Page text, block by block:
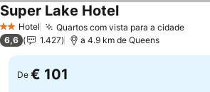
2 Estrelas
Hotel Quartos com vista para a cidadeVer
Super Lake HotelVer preços
6,6 1.427 a 4.9 km de Queens
De € 101